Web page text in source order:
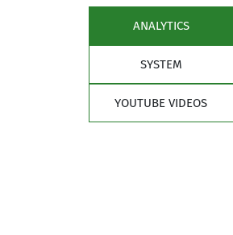
ANALYTICS
SYSTEM
YOUTUBE VIDEOS